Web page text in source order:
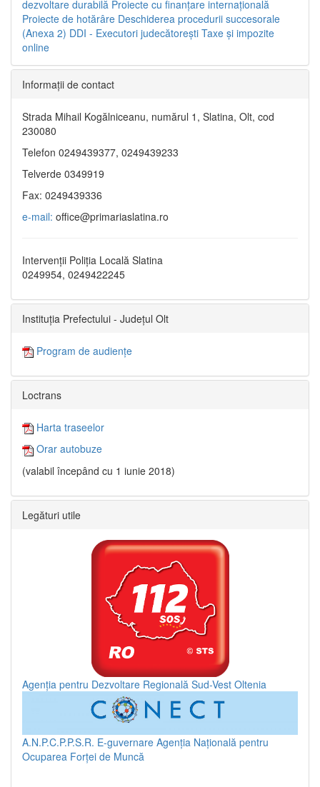
dezvoltare durabilă Proiecte cu finanţare internaţională
Proiecte de hotărâre Deschiderea procedurii succesorale
(Anexa 2) DDI - Executori judecătorești Taxe şi impozite
online
Informaţii de contact
Strada Mihail Kogălniceanu, numărul 1, Slatina, Olt, cod
230080
Telefon 0249439377, 0249439233
Telverde 0349919
Fax: 0249439336
e-mail: office@primariaslatina.ro
Intervenții Poliția Locală Slatina
0249954, 0249422245
Instituția Prefectului - Județul Olt
Program de audiențe
Loctrans
Harta traseelor
Orar autobuze
(valabil începând cu 1 iunie 2018)
Legături utile
Agenția pentru Dezvoltare Regională Sud-Vest Oltenia
A.N.P.C.P.P.S.R. E-guvernare Agenția Națională pentru
Ocuparea Forței de Muncă